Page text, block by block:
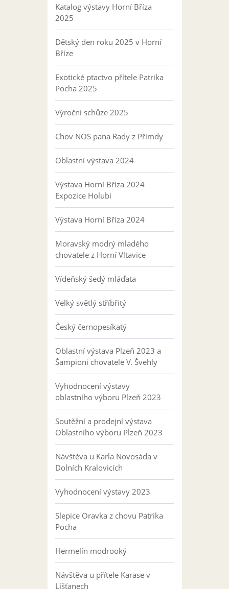
Katalog výstavy Horní Bříza
2025
Dětský den roku 2025 v Horní
Bříze
Exotické ptactvo přítele Patrika
Pocha 2025
Výroční schůze 2025
Chov NOS pana Rady z Přimdy
Oblastní výstava 2024
Výstava Horní Bříza 2024
Expozice Holubi
Výstava Horní Bříza 2024
Moravský modrý mladého
chovatele z Horní Vltavice
Vídeňský šedý mláďata
Velký světlý stříbřitý
Český černopesíkatý
Oblastní výstava Plzeň 2023 a
Šampioni chovatele V. Švehly
Vyhodnocení výstavy
oblastního výboru Plzeň 2023
Soutěžní a prodejní výstava
Oblastního výboru Plzeň 2023
Návštěva u Karla Novosáda v
Dolních Kralovicích
Vyhodnocení výstavy 2023
Slepice Oravka z chovu Patrika
Pocha
Hermelín modrooký
Návštěva u přítele Karase v
Líšťanech